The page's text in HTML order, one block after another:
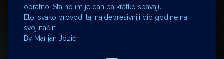
obratno. Stalno im je dan pa kratko spavaju.
Eto, svako provodi taj najdepresivniji dio godine na
svoj način.
By Marijan Jozić